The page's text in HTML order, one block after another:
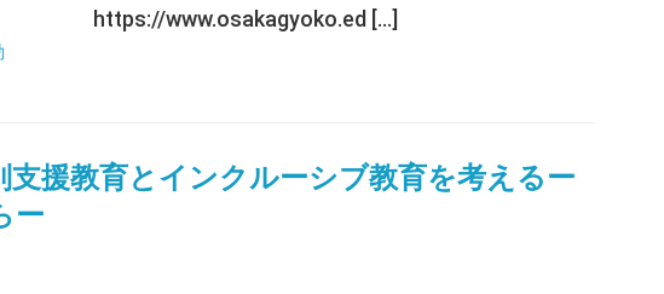
https://www.osakagyoko.ed […]
援教育とインクルーシブ教育を考えるー
ー